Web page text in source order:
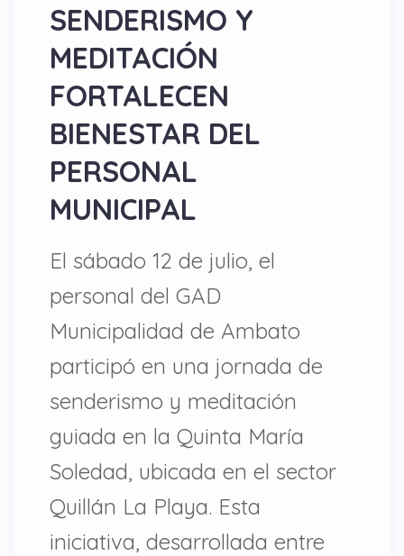
SENDERISMO Y
MEDITACIÓN
FORTALECEN
BIENESTAR DEL
PERSONAL
MUNICIPAL
El sábado 12 de julio, el
personal del GAD
Municipalidad de Ambato
participó en una jornada de
senderismo y meditación
guiada en la Quinta María
Soledad, ubicada en el sector
Quillán La Playa. Esta
iniciativa, desarrollada entre